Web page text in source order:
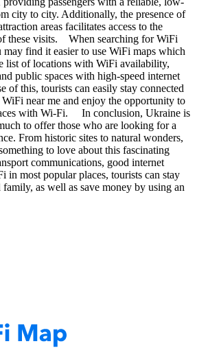
city to city. Additionally, the presence of
areas facilitates access to the
these visits. When searching for WiFi
find it easier to use WiFi maps which
list of locations with WiFi availability,
public spaces with high-speed internet
of this, tourists can easily stay connected
near me and enjoy the opportunity to
with Wi-Fi. In conclusion, Ukraine is
to offer those who are looking for a
From historic sites to natural wonders,
to love about this fascinating
communications, good internet
in most popular places, tourists can stay
as well as save money by using an